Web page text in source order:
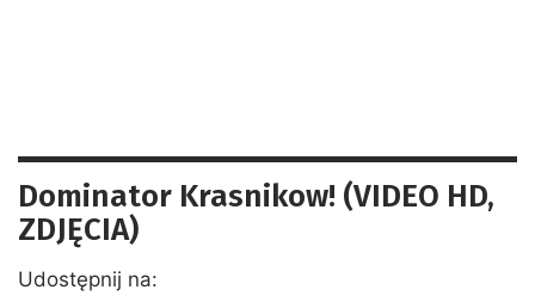
Dominator Krasnikow! (VIDEO HD,
ZDJĘCIA)
Udostępnij na: